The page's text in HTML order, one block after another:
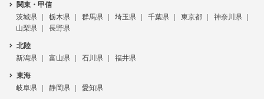
関東・甲信
茨城県
栃木県 群馬県 埼玉県 千葉県 東京都
神奈川県
山梨県
長野県
北陸
新潟県
富山県 石川県 福井県
東海
岐阜県
静岡県 愛知県